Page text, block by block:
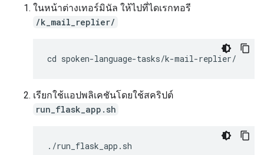
ในหน้าต่างเทอร์มินัล ให้ไปที่ไดเรกทอรี
/k_mail_replier/
เรียกใช้แอปพลิเคชันโดยใช้สคริปต์
run_flask_app.sh